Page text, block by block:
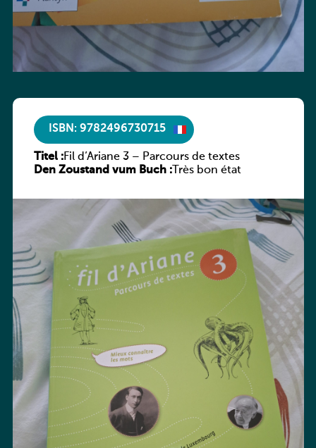
ISBN: 9782496730715
Titel :Fil d’Ariane 3 – Parcours de textes
Den Zoustand vum Buch :Très bon état